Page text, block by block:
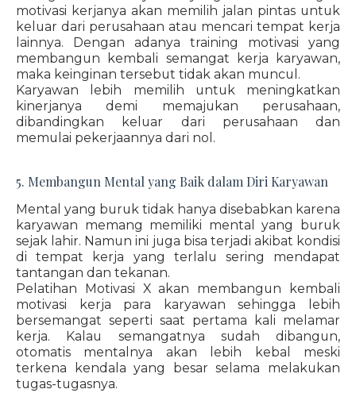
motivasi kerjanya akan memilih jalan pintas untuk
keluar dari perusahaan atau mencari tempat kerja
lainnya. Dengan adanya training motivasi yang
membangun kembali semangat kerja karyawan,
maka keinginan tersebut tidak akan muncul.
Karyawan lebih memilih untuk meningkatkan
kinerjanya demi memajukan perusahaan,
dibandingkan keluar dari perusahaan dan
memulai pekerjaannya dari nol.
5. Membangun Mental yang Baik dalam Diri Karyawan
Mental yang buruk tidak hanya disebabkan karena
karyawan memang memiliki mental yang buruk
sejak lahir. Namun ini juga bisa terjadi akibat kondisi
di tempat kerja yang terlalu sering mendapat
tantangan dan tekanan.
Pelatihan Motivasi X akan membangun kembali
motivasi kerja para karyawan sehingga lebih
bersemangat seperti saat pertama kali melamar
kerja. Kalau semangatnya sudah dibangun,
otomatis mentalnya akan lebih kebal meski
terkena kendala yang besar selama melakukan
tugas-tugasnya.